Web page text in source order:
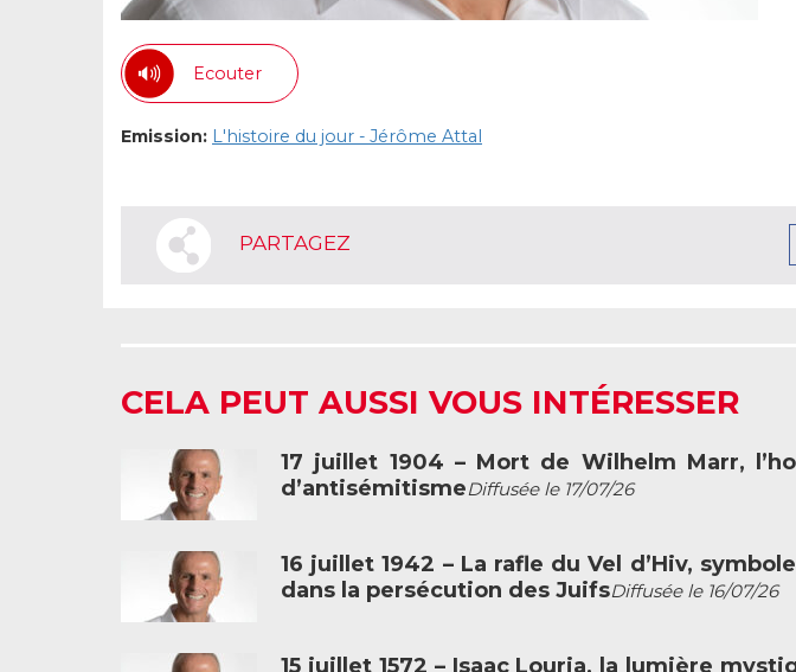
Ecouter
Emission: L'histoire du jour - Jérôme Attal
PARTAGEZ
CELA PEUT AUSSI VOUS INTÉRESSER
17 juillet 1904 – Mort de Wilhelm Marr,
d’antisémitismeDiffusée le 17/07/26
16 juillet 1942 – La rafle du Vel d’Hiv,
dans la persécution des JuifsDiffusée le 16/07/26
15 juillet 1572 – Isaac Louria, la lumière